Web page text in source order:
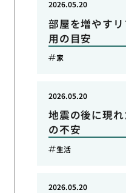
部屋を増やす
用の目安
2026.05.20
家
地震の後に現
の不安
2026.05.20
生活
2026.05.20